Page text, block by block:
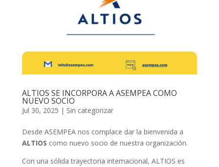
ALTIOS SE INCORPORA A ASEMPEA COMO
NUEVO SOCIO
Jul 30, 2025 | Sin categorizar
Desde ASEMPEA nos complace dar la bienvenida a
ALTIOS como nuevo socio de nuestra organización.
Con una sólida trayectoria internacional, ALTIOS es